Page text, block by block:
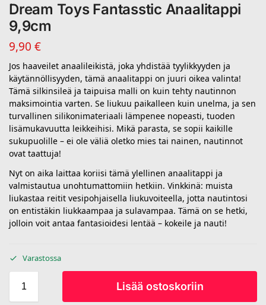
Dream Toys Fantasstic Anaalitappi
9,9cm
9,90 €
Jos haaveilet anaalileikistä, joka yhdistää tyylikkyyden ja
käytännöllisyyden, tämä anaalitappi on juuri oikea valinta!
Tämä silkinsileä ja taipuisa malli on kuin tehty nautinnon
maksimointia varten. Se liukuu paikalleen kuin unelma, ja sen
turvallinen silikonimateriaali lämpenee nopeasti, tuoden
lisämukavuutta leikkeihisi. Mikä parasta, se sopii kaikille
sukupuolille – ei ole väliä oletko mies tai nainen, nautinnot
ovat taattuja!
Nyt on aika laittaa koriisi tämä ylellinen anaalitappi ja
valmistautua unohtumattomiin hetkiin. Vinkkinä: muista
liukastaa reitit vesipohjaisella liukuvoiteella, jotta nautintosi
on entistäkin liukkaampaa ja sulavampaa. Tämä on se hetki,
jolloin voit antaa fantasioidesi lentää – kokeile ja nauti!
Varastossa
Lisää ostoskoriin